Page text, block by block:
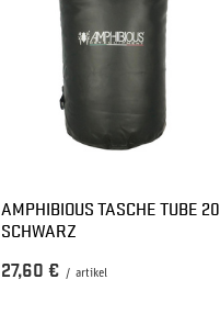
AMPHIBIOUS TASCHE TUBE 20
SCHWARZ
27,60 € / artikel